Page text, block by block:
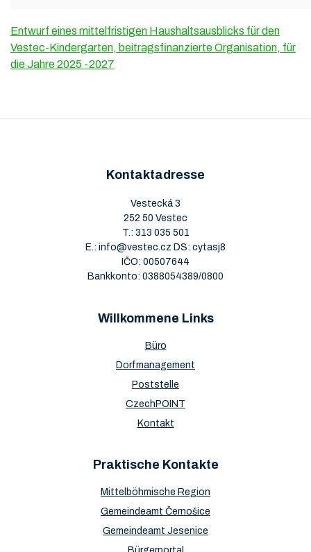
Entwurf eines mittelfristigen Haushaltsausblicks für den
Vestec-Kindergarten, beitragsfinanzierte Organisation, für
die Jahre 2025 -2027
Kontaktadresse
Vestecká 3
252 50 Vestec
T.: 313 035 501
E.: info@vestec.cz DS: cytasj8
IČO: 00507644
Bankkonto: 0388054389/0800
Willkommene Links
Büro
Dorfmanagement
Poststelle
CzechPOINT
Kontakt
Praktische Kontakte
Mittelböhmische Region
Gemeindeamt Černošice
Gemeindeamt Jesenice